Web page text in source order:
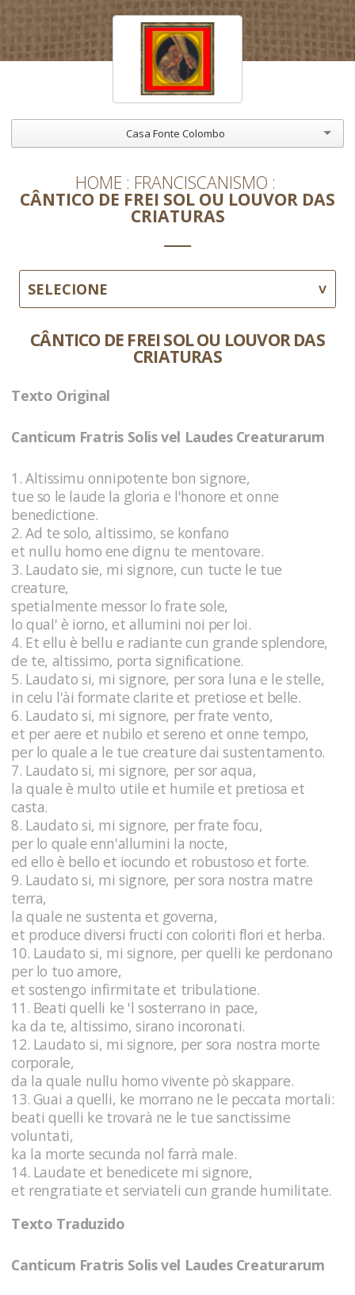
Casa Fonte Colombo
HOME FRANCISCANISMO
CÂNTICO DE FREI SOL OU LOUVOR DAS
CRIATURAS
SELECIONE
CÂNTICO DE FREI SOL OU LOUVOR DAS
CRIATURAS
Texto Original
Canticum Fratris Solis vel Laudes Creaturarum
1. Altissimu onnipotente bon signore,
tue so le laude la gloria e l'honore et onne
benedictione.
2. Ad te solo, altissimo, se konfano
et nullu homo ene dignu te mentovare.
3. Laudato sie, mi signore, cun tucte le tue
creature,
spetialmente messor lo frate sole,
lo qual' è iorno, et allumini noi per loi.
4. Et ellu è bellu e radiante cun grande splendore,
de te, altissimo, porta significatione.
5. Laudato si, mi signore, per sora luna e le stelle,
in celu l'ài formate clarite et pretiose et belle.
6. Laudato si, mi signore, per frate vento,
et per aere et nubilo et sereno et onne tempo,
per lo quale a le tue creature dai sustentamento.
7. Laudato si, mi signore, per sor aqua,
la quale è multo utile et humile et pretiosa et
casta.
8. Laudato si, mi signore, per frate focu,
per lo quale enn'allumini la nocte,
ed ello è bello et iocundo et robustoso et forte.
9. Laudato si, mi signore, per sora nostra matre
terra,
la quale ne sustenta et governa,
et produce diversi fructi con coloriti flori et herba.
10. Laudato si, mi signore, per quelli ke perdonano
per lo tuo amore,
et sostengo infirmitate et tribulatione.
11. Beati quelli ke 'l sosterrano in pace,
ka da te, altissimo, sirano incoronati.
12. Laudato si, mi signore, per sora nostra morte
corporale,
da la quale nullu homo vivente pò skappare.
13. Guai a quelli, ke morrano ne le peccata mortali:
beati quelli ke trovarà ne le tue sanctissime
voluntati,
ka la morte secunda nol farrà male.
14. Laudate et benedicete mi signore,
et rengratiate et serviateli cun grande humilitate.
Texto Traduzido
Canticum Fratris Solis vel Laudes Creaturarum